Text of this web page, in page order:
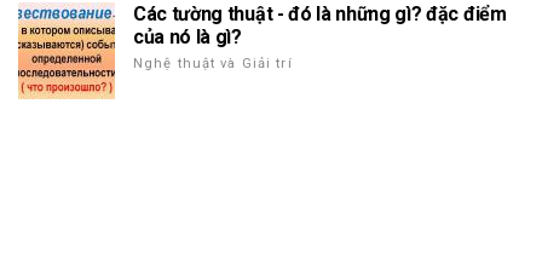
Các tường thuật - đó là những gì? đặc điểm
của nó là gì?
Nghệ thuật và Giải trí